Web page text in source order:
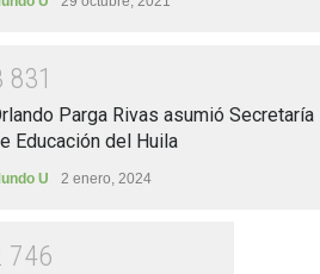
831
Parga Rivas asumió Secretaría
Educación del Huila
U 2 enero, 2024
746